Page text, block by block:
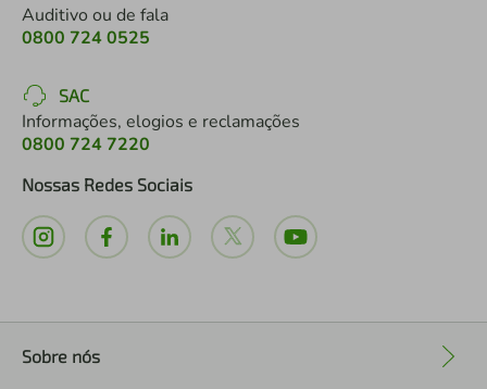
Auditivo ou de fala
0800 724 0525
SAC
Informações, elogios e reclamações
0800 724 7220
Nossas Redes Sociais
Sobre nós